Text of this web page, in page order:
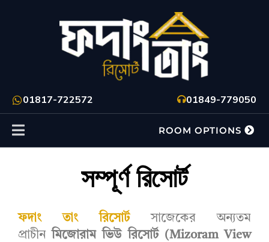
01817-722572 01849-779050
ROOM OPTIONS
সম্পূর্ণ রিসোর্ট
ফদাং তাং রিসোর্টসাজেকের অন্যতম
প্রাচীন মিজোরাম ভিউ রিসোর্ট (Mizoram View